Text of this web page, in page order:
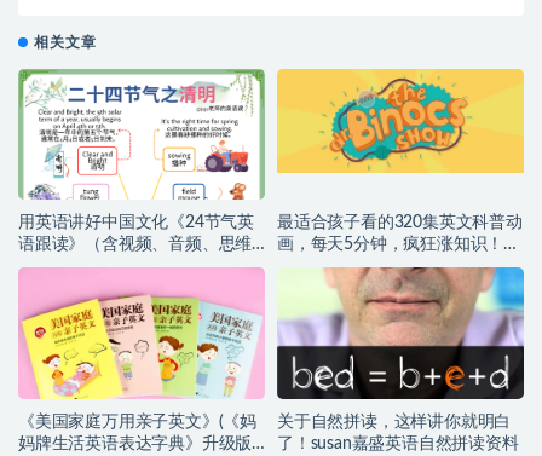
相关文章
用英语讲好中国文化《24节气英
语跟读》（含视频、音频、思维
导图）高清（百度网盘）
最适合孩子看的320集英文科普动
画，每天5分钟，疯狂涨知识！
（百度网盘）
《美国家庭万用亲子英文》(《妈
妈牌生活英语表达字典》升级版)
关于自然拼读，这样讲你就明白
了！susan嘉盛英语自然拼读资料